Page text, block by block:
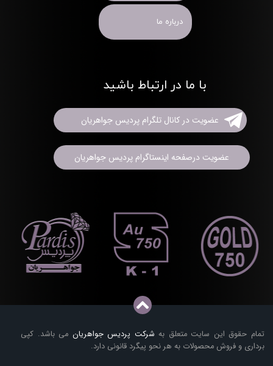
تمام حقوق این سایت متعلق به شرکت پردیس جواهریان می باشد. کپی
برداری و فروش محصولات به هر نحو پیگرد قانونی دارد.
درباره ما
با ما در ارتباط باشید
عضویت در کانال تلگرام پردیس جواهریان
عضویت درصفحه اینستاگرام پردیس جواهریان